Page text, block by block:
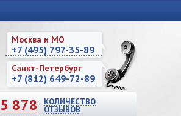
Москва и МО
+7 (495) 797-35-89
Санкт-Петербург
+7 (812) 649-72-89
5 878 КОЛИЧЕСТВО
ОТЗЫВОВ